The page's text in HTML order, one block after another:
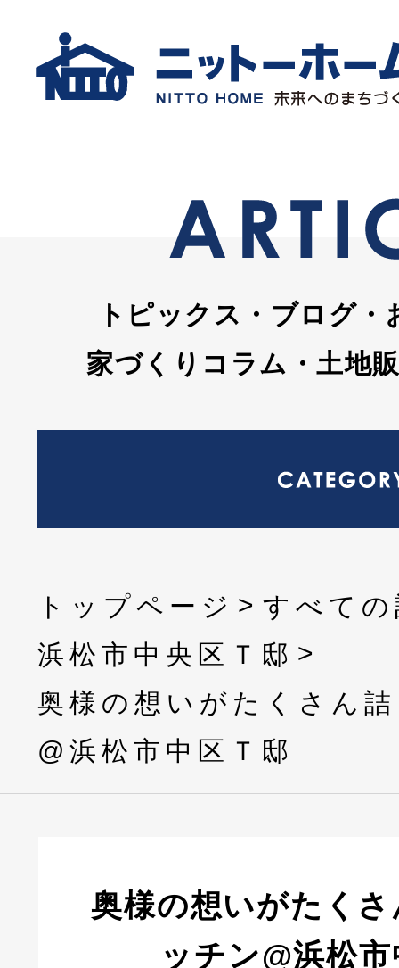
トピックス・ブログ・
家づくりコラム・土地
トップページ
すべて
浜松市中央区Ｔ邸
奥様の想いがたくさん
@浜松市中区Ｔ邸
奥様の想いがたく
ッチン@浜松